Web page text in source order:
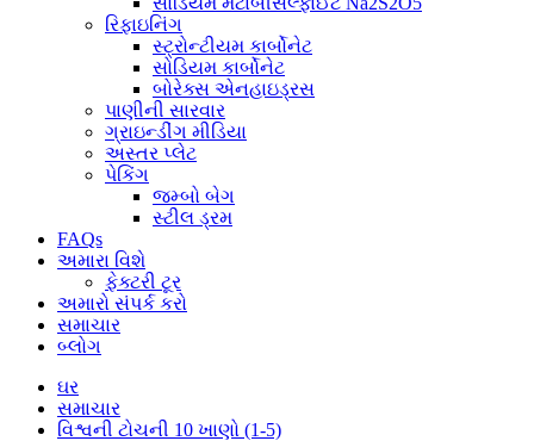
રિફાઇનિંગ
સ્ટ્રોન્ટીયમ કાર્બોનેટ
સોડિયમ કાર્બોનેટ
બોરેક્સ એનહાઇડ્રસ
પાણીની સારવાર
ગ્રાઇન્ડીંગ મીડિયા
અસ્તર પ્લેટ
પેકિંગ
જમ્બો બેગ
સ્ટીલ ડ્રમ
FAQs
અમારા વિશે
ફેક્ટરી ટૂર
અમારો સંપર્ક કરો
સમાચાર
બ્લોગ
ઘર
સમાચાર
વિશ્વની ટોચની 10 ખાણો (1-5)